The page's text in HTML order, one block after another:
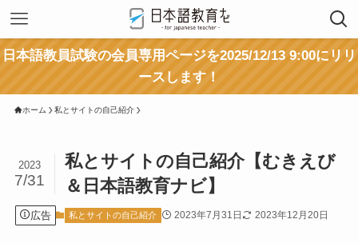
日本語教員試験の会員専用ページを2025/12/13 9:00にリリ
ースします！
ホーム 私とサイトの自己紹介
私とサイトの自己紹介【むきえび
＆日本語教育ナビ】
2023
7/31
広告 私とサイトの自己紹介 2023年7月31日 2023年12月20日